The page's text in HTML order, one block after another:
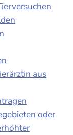
aus
oder